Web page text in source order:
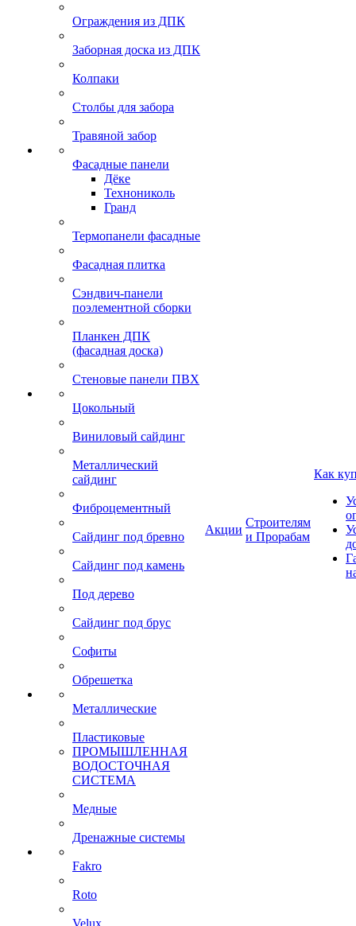
Ограждения из ДПК
Заборная доска из ДПК
Колпаки
Столбы для забора
Травяной забор
Фасадные панели
Дёке
Технониколь
Гранд
Термопанели фасадные
Фасадная плитка
Сэндвич-панели
поэлементной сборки
Планкен ДПК
(фасадная доска)
Стеновые панели ПВХ
Цокольный
Виниловый сайдинг
Металлический
сайдинг
Фиброцементный
Сайдинг под бревно
Сайдинг под камень
Под дерево
Сайдинг под брус
Софиты
Обрешетка
Металлические
Пластиковые
ПРОМЫШЛЕННАЯ
ВОДОСТОЧНАЯ
СИСТЕМА
Медные
Дренажные системы
Fakro
Roto
Velux
Акции
Строителям
и Прорабам
Как